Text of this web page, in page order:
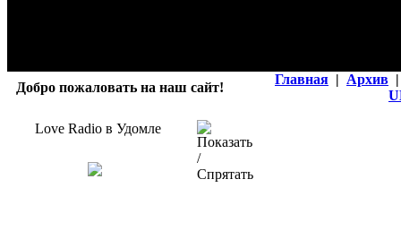
Добро пожаловать на наш сайт!
Главная | Архив |
Love Radio в Удомле